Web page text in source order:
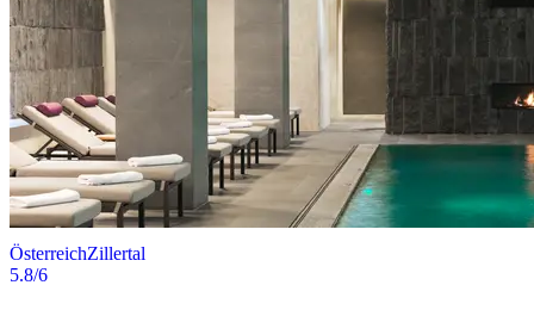
ÖsterreichZillertal
5.8/6